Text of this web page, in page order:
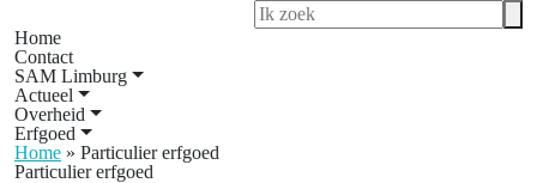
Home
Contact
SAM Limburg
Actueel
Overheid
Erfgoed
Home » Particulier erfgoed
Particulier erfgoed